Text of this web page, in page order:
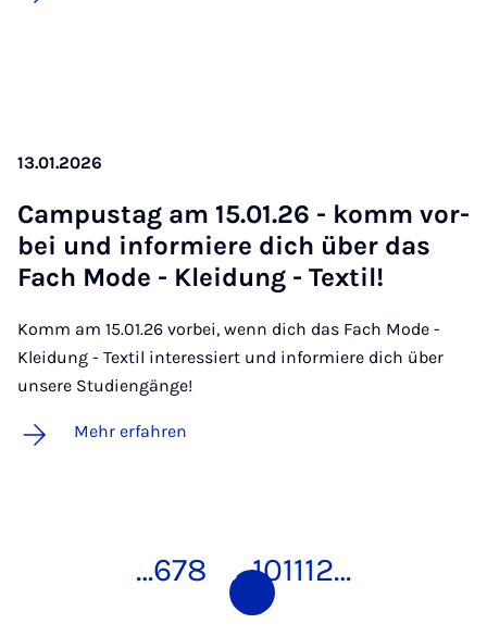
13.01.2026
Cam­pus­tag am 15.01.26 - komm vor­
bei und in­for­mie­re dich über das
Fach Mo­de - Klei­dung - Tex­til!
Komm am 15.01.26 vorbei, wenn dich das Fach Mode -
Kleidung - Textil interessiert und informiere dich über
unsere Studiengänge!
Mehr erfahren
…678 9 101112…